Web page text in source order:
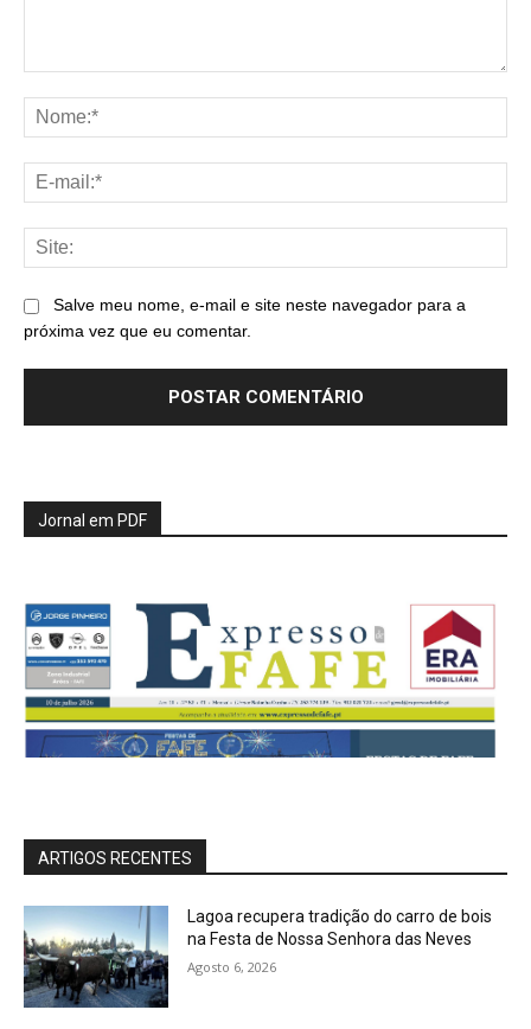
Salve meu nome, e-mail e site neste navegador para a
próxima vez que eu comentar.
Jornal em PDF
ARTIGOS RECENTES
Lagoa recupera tradição do carro de bois
na Festa de Nossa Senhora das Neves
Agosto 6, 2026